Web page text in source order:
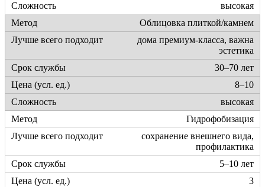
высокая
Облицовка плиткой/камнем
дома премиум-класса, важна
эстетика
30–70 лет
8–10
высокая
Гидрофобизация
сохранение внешнего вида,
профилактика
5–10 лет
3